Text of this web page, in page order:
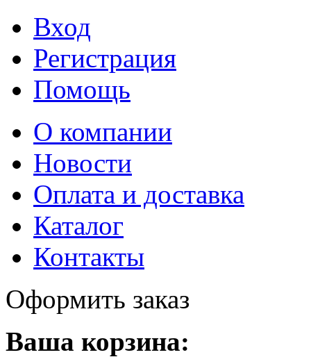
Вход
Регистрация
Помощь
О компании
Новости
Оплата и доставка
Каталог
Контакты
Оформить заказ
Ваша корзина: